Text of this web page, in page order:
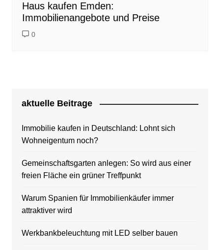
Haus kaufen Emden:
Immobilienangebote und Preise
0
aktuelle Beitrage
Immobilie kaufen in Deutschland: Lohnt sich
Wohneigentum noch?
Gemeinschaftsgarten anlegen: So wird aus einer
freien Fläche ein grüner Treffpunkt
Warum Spanien für Immobilienkäufer immer
attraktiver wird
Werkbankbeleuchtung mit LED selber bauen